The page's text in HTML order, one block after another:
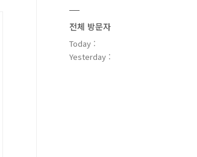
전체 방문자
Today :
Yesterday :